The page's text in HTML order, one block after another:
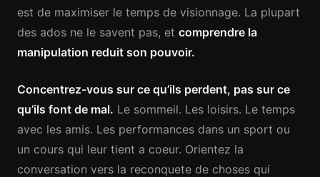
est de maximiser le temps de visionnage. La plupart
des ados ne le savent pas, et comprendre la
manipulation reduit son pouvoir.
Concentrez-vous sur ce qu’ils perdent, pas sur ce
qu’ils font de mal. Le sommeil. Les loisirs. Le temps
avec les amis. Les performances dans un sport ou
un cours qui leur tient a coeur. Orientez la
conversation vers la reconquete de choses qui